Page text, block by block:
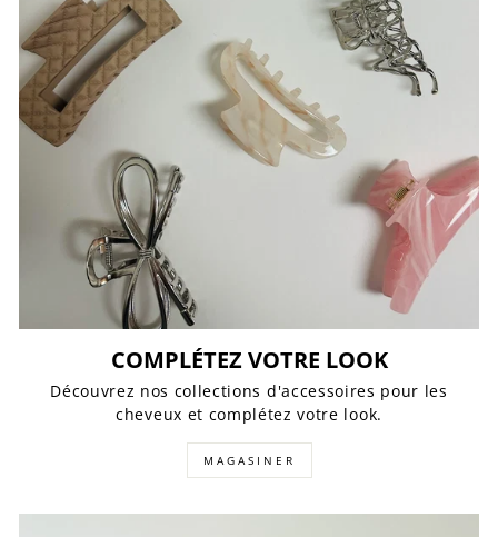
COMPLÉTEZ VOTRE LOOK
Découvrez nos collections d'accessoires pour les
cheveux et complétez votre look.
MAGASINER